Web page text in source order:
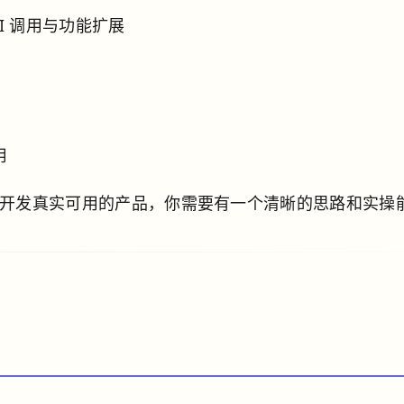
用与功能扩展
发真实可用的产品，你需要有一个清晰的思路和实操